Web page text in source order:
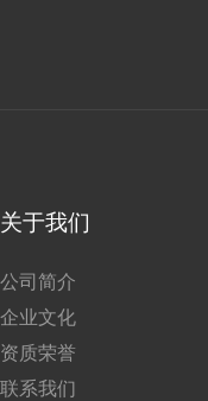
关于我们
公司简介
企业文化
资质荣誉
联系我们